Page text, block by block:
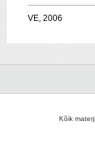
VE, 2006
Kõik